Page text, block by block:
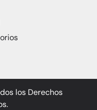
los Derechos